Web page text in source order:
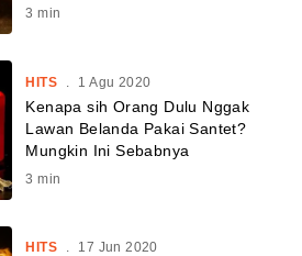
3 min
HITS 1 Agu 2020
Kenapa sih Orang Dulu Nggak
Lawan Belanda Pakai Santet?
Mungkin Ini Sebabnya
3 min
HITS . 17 Jun 2020